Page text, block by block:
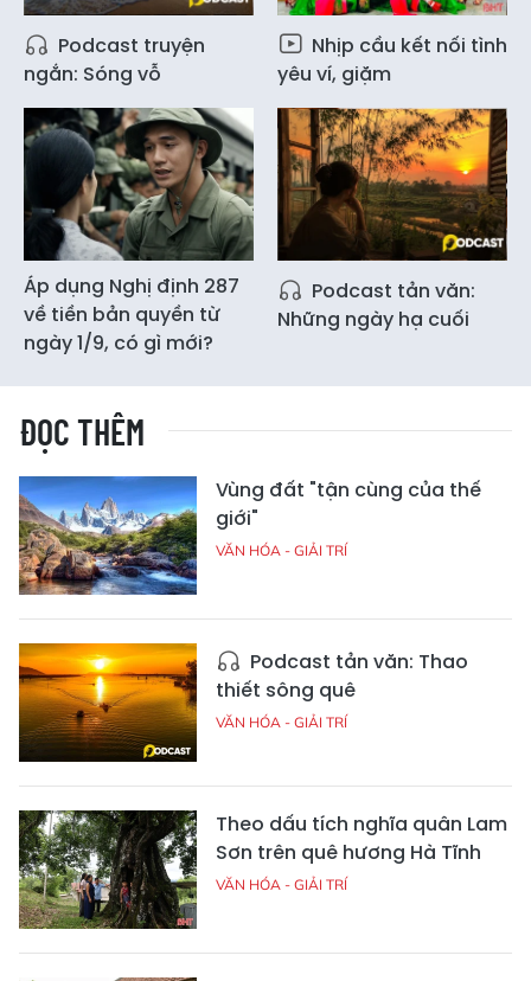
Podcast truyện
ngắn: Sóng vỗ
Nhịp cầu kết nối tình
yêu ví, giặm
Áp dụng Nghị định 287
về tiền bản quyền từ
ngày 1/9, có gì mới?
Podcast tản văn:
Những ngày hạ cuối
ĐỌC THÊM
Vùng đất "tận cùng của thế
giới"
VĂN HÓA - GIẢI TRÍ
Podcast tản văn: Thao
thiết sông quê
VĂN HÓA - GIẢI TRÍ
Theo dấu tích nghĩa quân Lam
Sơn trên quê hương Hà Tĩnh
VĂN HÓA - GIẢI TRÍ